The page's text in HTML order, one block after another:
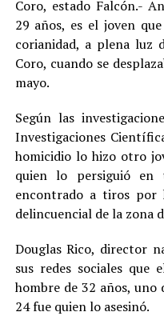
Coro, estado Falcón.-
29 años, es el joven
corianidad, a plena luz
Coro, cuando se
mayo.
Según las
Investigaciones
homicidio lo hizo otro
quien lo persiguió en
encontrado a tiros
delincuencial de la zona
Douglas Rico, director
sus redes sociales
hombre de 32 años, uno
24 fue quien lo asesinó.